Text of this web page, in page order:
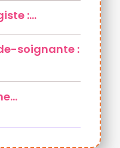
:…
soignante :